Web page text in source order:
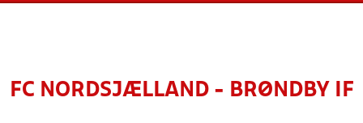
FC NORDSJÆLLAND - BRØNDBY IF